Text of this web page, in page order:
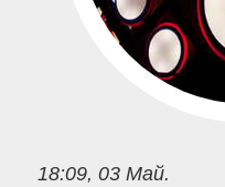
18:09, 03 Май.